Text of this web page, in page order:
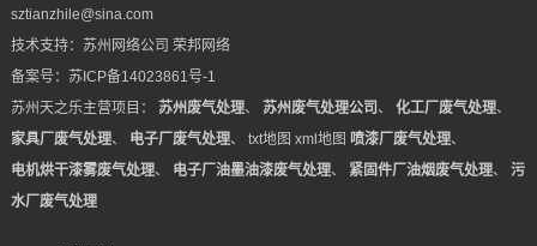
sztianzhile@sina.com
技术支持： 苏州网络公司 荣邦网络
备案号： 苏ICP备14023861号-1
苏州天之乐主营项目： 苏州废气处理、 苏州废气处理公司 、 化工厂废气处理、
家具厂废气处理、 电子厂废气处理、 txt地图 xml地图 喷漆厂废气处理、
电机烘干漆雾废气处理、 电子厂油墨油漆废气处理、 紧固件厂油烟废气处理、 污
水厂废气处理